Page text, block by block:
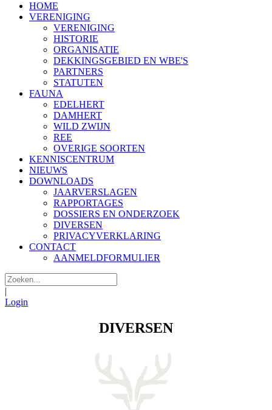
HOME
VERENIGING
VERENIGING
HISTORIE
ORGANISATIE
DEKKINGSGEBIED EN WBE'S
PARTNERS
STATUTEN
FAUNA
EDELHERT
DAMHERT
WILD ZWIJN
REE
OVERIGE SOORTEN
KENNISCENTRUM
NIEUWS
DOWNLOADS
JAARVERSLAGEN
RAPPORTAGES
DOSSIERS EN ONDERZOEK
DIVERSEN
PRIVACYVERKLARING
CONTACT
AANMELDFORMULIER
|
Login
DIVERSEN